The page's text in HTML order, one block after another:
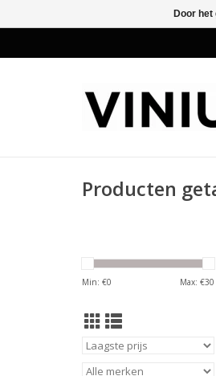
Producten
Min: €0 Max: €30
Door